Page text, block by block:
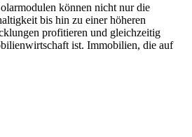
können nicht nur die
bis hin zu einer höheren
profitieren und gleichzeitig
ist. Immobilien, die auf